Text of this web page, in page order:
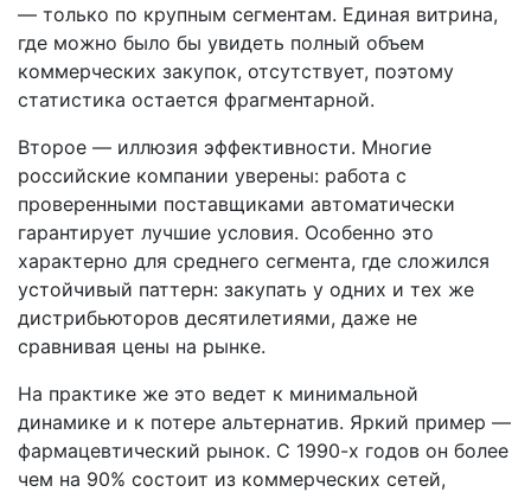
— только по крупным сегментам. Единая витрина,
где можно было бы увидеть полный объем
коммерческих закупок, отсутствует, поэтому
статистика остается фрагментарной.
Второе — иллюзия эффективности. Многие
российские компании уверены: работа с
проверенными поставщиками автоматически
гарантирует лучшие условия. Особенно это
характерно для среднего сегмента, где сложился
устойчивый паттерн: закупать у одних и тех же
дистрибьюторов десятилетиями, даже не
сравнивая цены на рынке.
На практике же это ведет к минимальной
динамике и к потере альтернатив. Яркий пример —
фармацевтический рынок. С 1990-х годов он более
чем на 90% состоит из коммерческих сетей,